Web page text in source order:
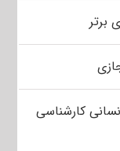
برتر
کارشناسی